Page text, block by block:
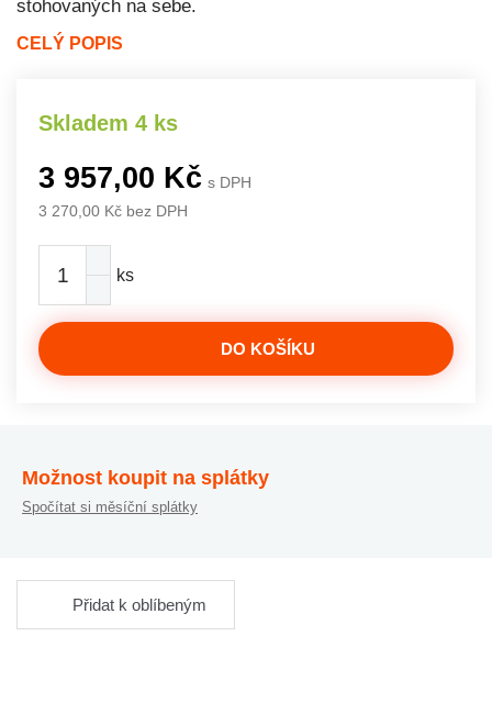
stohovaných na sebe.
CELÝ POPIS
Skladem 4 ks
3 957,00 Kč s DPH
3 270,00 Kč bez DPH
ks
DO KOŠÍKU
Možnost koupit na splátky
Spočítat si měsíční splátky
Přidat k oblíbeným